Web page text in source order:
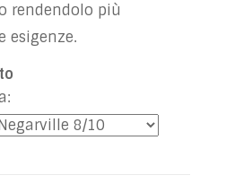
rendendolo più
esigenze.